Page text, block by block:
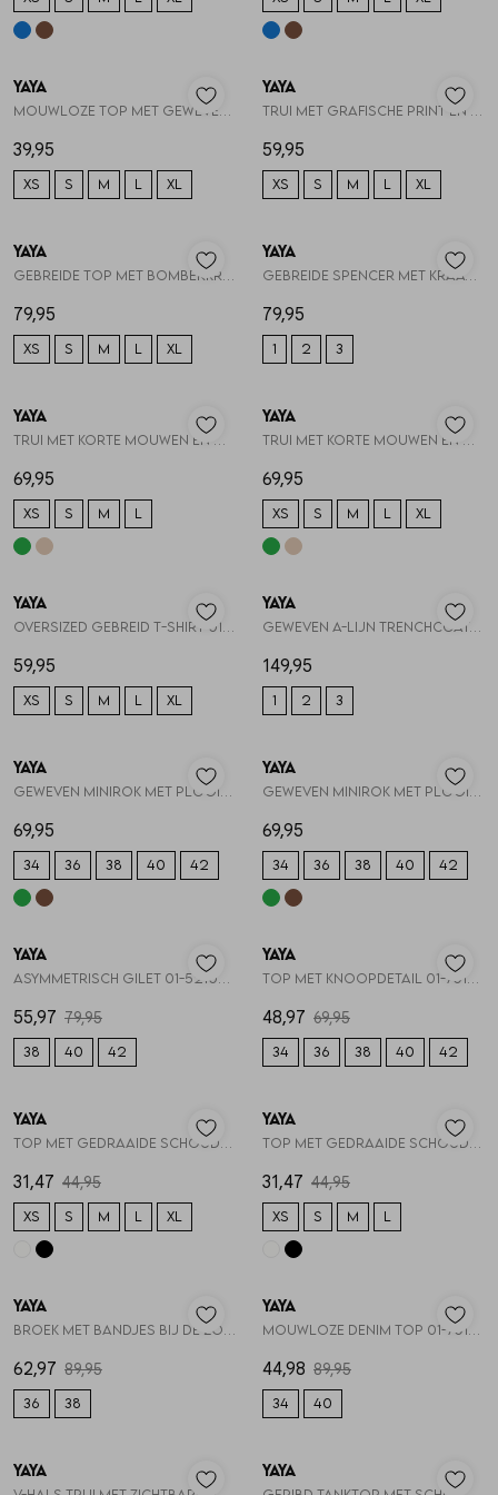
Vesten
Jassen
Lingerie
1/2
YAYA
39,95
XS S M L XL
1/2
YAYA
59,95
XS S M L XL
1/2
YAYA
79,95
XS S M L XL
1/2
YAYA
79,95
1 2 3
1/2
YAYA
69,95
XS S M L
1/2
YAYA
69,95
XS S M L XL
1/2
YAYA
59,95
XS S M L XL
1/2
YAYA
Geweven A-lijn trenchcoatjas 02-001083-608
149,95
1 2 3
1/2
YAYA
69,95
34 36 38 40 42
1/2
YAYA
69,95
34 36 38 40 42
1/2
YAYA
55,97 79,95
38 40 42
1/2
YAYA
48,97 69,95
34 36 38 40 42
1/2
YAYA
31,47 44,95
XS S M L XL
1/2
YAYA
31,47 44,95
XS S M L
1/2
YAYA
62,97 89,95
36 38
1/2
YAYA
44,98 89,95
34 40
1/2
YAYA 1/2
YAYA